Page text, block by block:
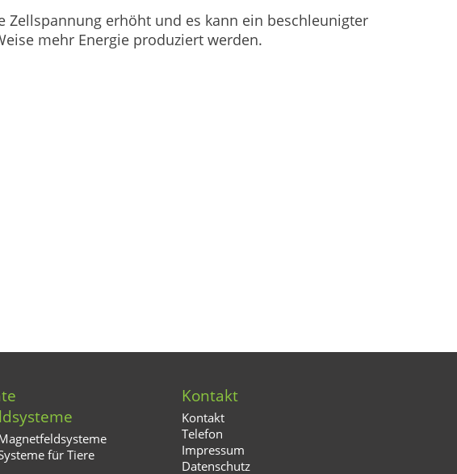
Zellspannung erhöht und es kann ein beschleunigter
mehr Energie produziert werden.
für Tiere
Kontakt
Kontakt
Telefon
Impressum
Datenschutz